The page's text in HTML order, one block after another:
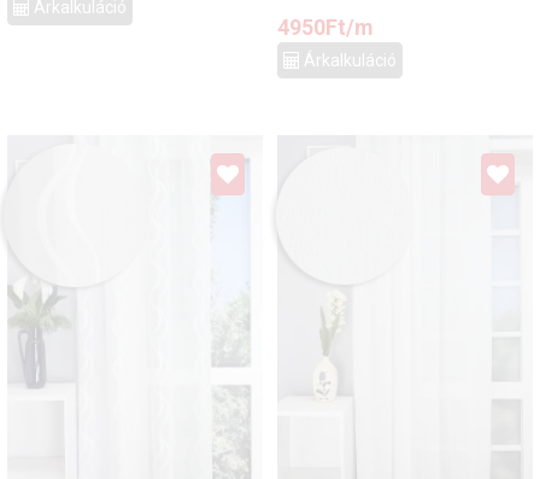
Árkalkuláció
4950Ft/m
Árkalkuláció